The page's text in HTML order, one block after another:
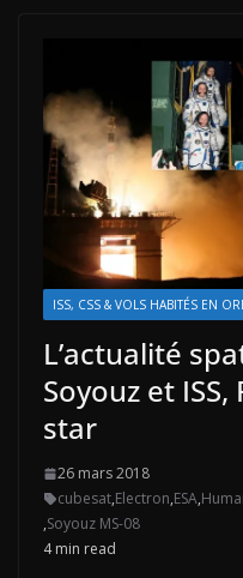
ISS, CSS & VOLS HABITÉS EN
L’actualité
Soyouz et
star
26 mars 2018
cubesat,Electron,ESA,
,Soyouz MS-08
4 min read